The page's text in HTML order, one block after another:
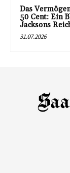
Das
50 Cent: Ein
Jacksons
31.07.2026